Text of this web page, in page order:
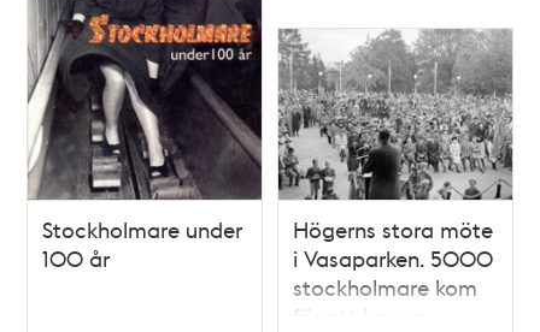
Stockholmare under
100 år
Högerns stora möte
i Vasaparken. 5000
stockholmare kom
för att lyssna